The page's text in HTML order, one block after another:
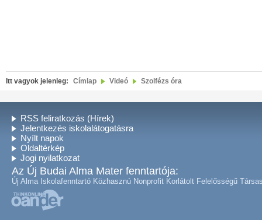
Itt vagyok jelenleg: Címlap Videó Szolfézs óra
RSS feliratkozás (Hírek)
Jelentkezés iskolalátogatásra
Nyílt napok
Oldaltérkép
Jogi nyilatkozat
Az Új Budai Alma Mater fenntartója:
Új Alma Iskolafenntartó Közhasznú Nonprofit Korlátolt Felelősségű